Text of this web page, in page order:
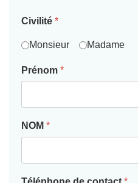
Civilité *
Monsieur Madame
Prénom *
NOM *